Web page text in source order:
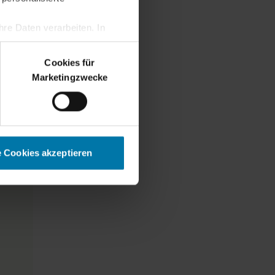
Daten verarbeiten. In
Cookies für
Marketingzwecke
Cookies akzeptieren